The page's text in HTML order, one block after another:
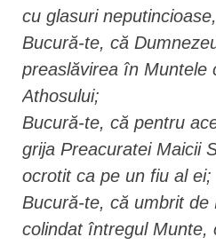
cu glasuri
Bucură-te, că
preaslăvirea în Muntele
Athosului;
Bucură-te, că pentru
grija Preacuratei Maicii
ocrotit ca pe un fiu al ei;
Bucură-te, că umbrit de
colindat întregul Munte,